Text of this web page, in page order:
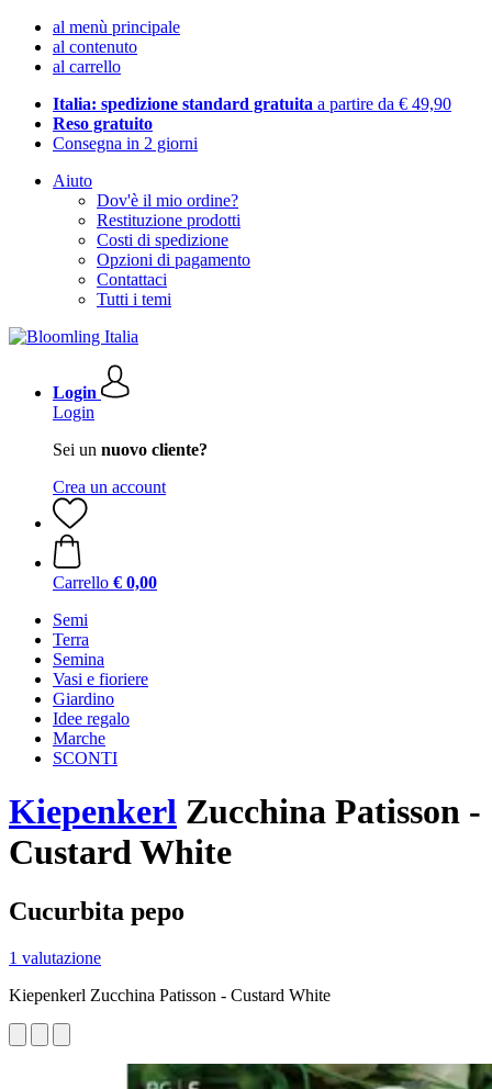
al menù principale
al contenuto
al carrello
Italia: spedizione standard gratuita a partire da € 49,90
Reso gratuito
Consegna in 2 giorni
Aiuto
Dov'è il mio ordine?
Restituzione prodotti
Costi di spedizione
Opzioni di pagamento
Contattaci
Tutti i temi
Login
Login
Sei un nuovo cliente?
Crea un account
Carrello € 0,00
Semi
Terra
Semina
Vasi e fioriere
Giardino
Idee regalo
Marche
SCONTI
Kiepenkerl Zucchina Patisson -
Custard White
Cucurbita pepo
1 valutazione
Kiepenkerl Zucchina Patisson - Custard White